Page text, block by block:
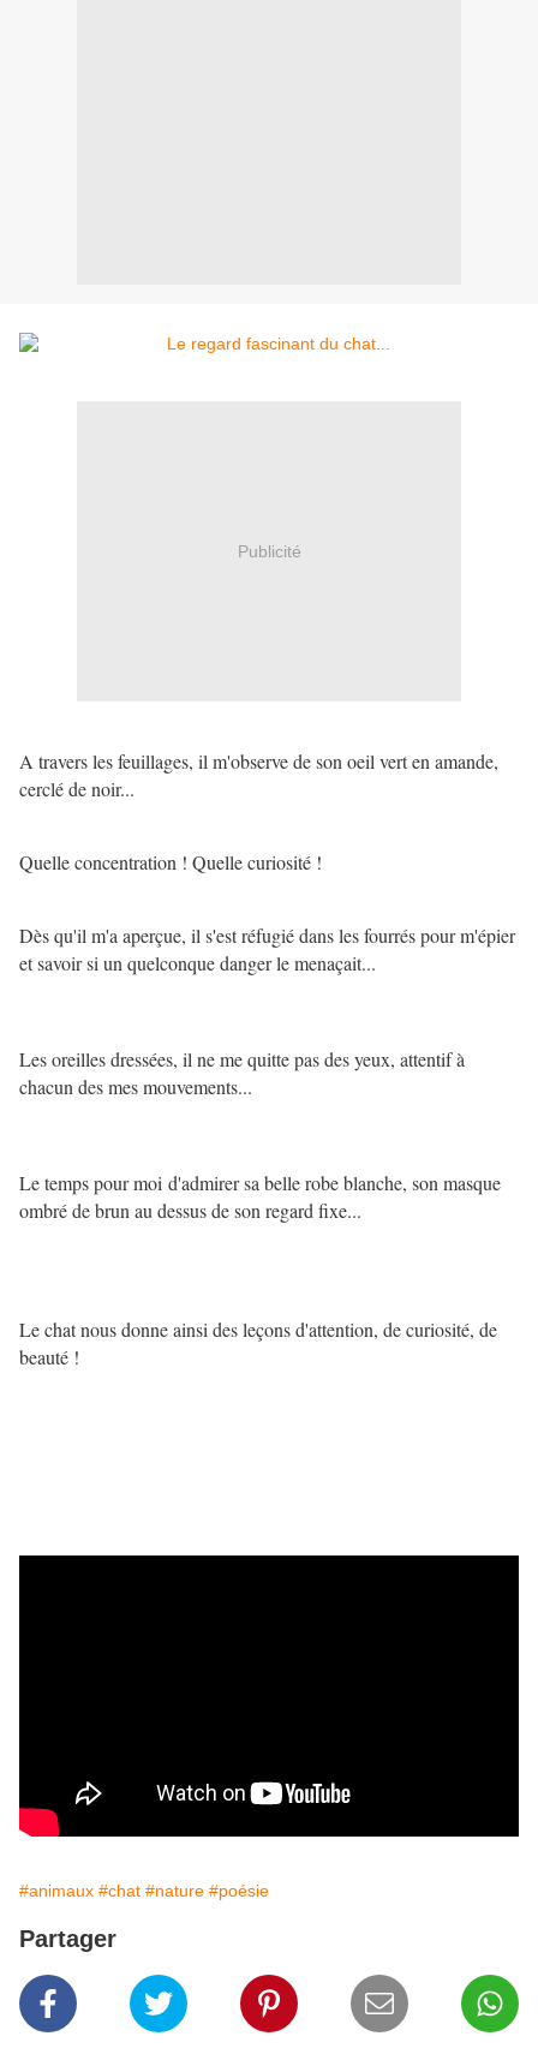
Publicité
A travers les feuillages, il m'observe de son oeil vert en amande,
cerclé de noir...
Quelle concentration ! Quelle curiosité !
Dès qu'il m'a aperçue, il s'est réfugié dans les fourrés pour m'épier
et savoir si un quelconque danger le menaçait...
Les oreilles dressées, il ne me quitte pas des yeux, attentif à
chacun des mes mouvements...
Le temps pour moi d'admirer sa belle robe blanche, son masque
ombré de brun au dessus de son regard fixe...
Le chat nous donne ainsi des leçons d'attention, de curiosité, de
beauté !
#animaux #chat #nature #poésie
Partager